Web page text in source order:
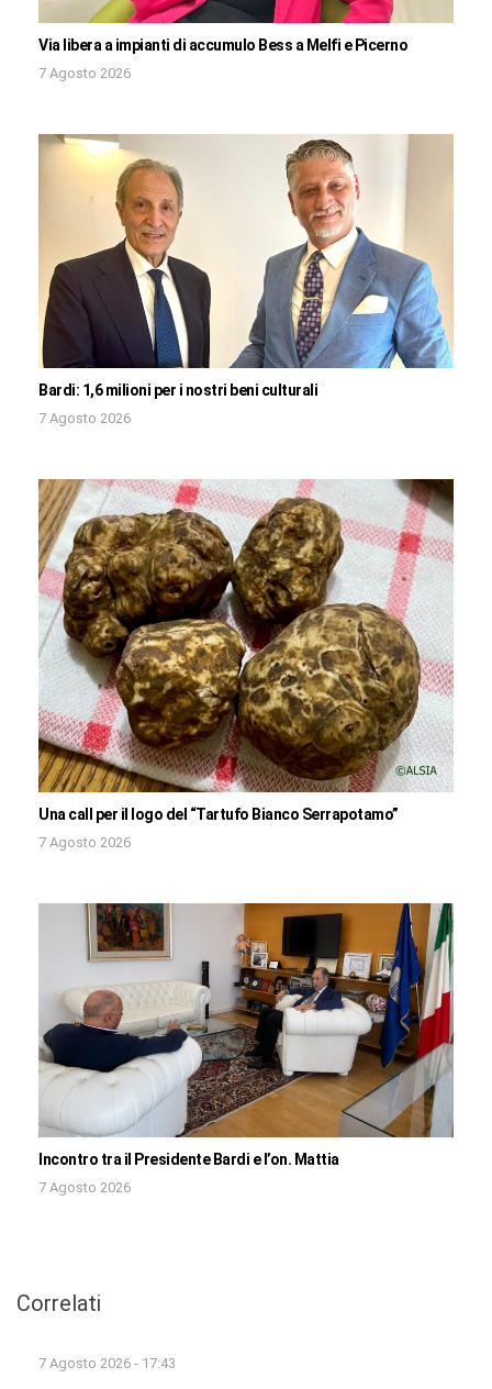
Via libera a impianti di accumulo Bess a Melfi e Picerno
7 Agosto 2026
Bardi: 1,6 milioni per i nostri beni culturali
7 Agosto 2026
Una call per il logo del “Tartufo Bianco Serrapotamo”
7 Agosto 2026
Incontro tra il Presidente Bardi e l’on. Mattia
7 Agosto 2026
Correlati
7 Agosto 2026 - 17:43